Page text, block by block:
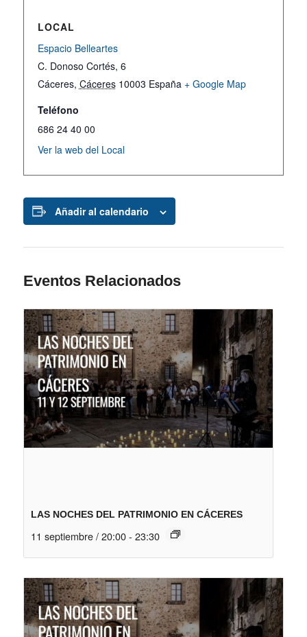
LOCAL
Espacio Belleartes
C. Donoso Cortés, 6
Cáceres, Cáceres 10003 España + Google Map
Teléfono
686 24 40 00
Ver la web del Local
Añadir al calendario
Eventos Relacionados
LAS NOCHES DEL PATRIMONIO EN CÁCERES
11 septiembre / 20:00 - 23:30